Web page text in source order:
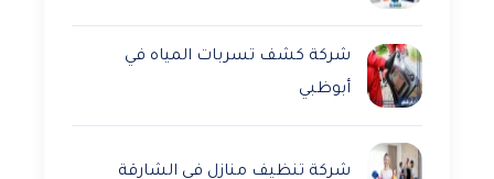
شركة كشف تسربات المياه في
أبوظبي
شركة تنظيف منازل في الشارقة